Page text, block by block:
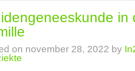
in
on november 28, 2022 by